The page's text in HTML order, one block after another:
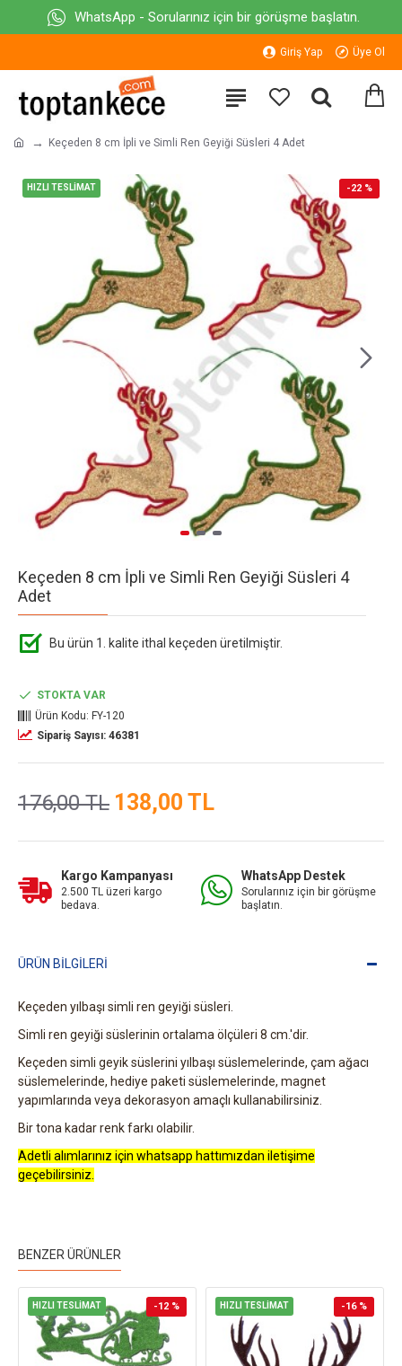
WhatsApp - Sorularınız için bir görüşme başlatın.
Giriş Yap Üye Ol
Keçeden 8 cm İpli ve Simli Ren Geyiği Süsleri 4 Adet
HIZLI TESLİMAT -22 %
Keçeden 8 cm İpli ve Simli Ren Geyiği Süsleri 4
Adet
Bu ürün 1. kalite ithal keçeden üretilmiştir.
138,00 TL
176,00 TL
STOKTA VAR
Ürün Kodu: FY-120
Sipariş Sayısı: 46381
Kargo Kampanyası
2.500 TL üzeri kargo
bedava.
WhatsApp Destek
Sorularınız için bir görüşme
başlatın.
ÜRÜN BILGILERI
Keçeden yılbaşı simli ren geyiği süsleri.
Simli ren geyiği süslerinin ortalama ölçüleri 8 cm.'dir.
Keçeden simli geyik süslerini yılbaşı süslemelerinde, çam ağacı
süslemelerinde, hediye paketi süslemelerinde, magnet
yapımlarında veya dekorasyon amaçlı kullanabilirsiniz.
Bir tona kadar renk farkı olabilir.
Adetli alımlarınız için whatsapp hattımızdan iletişime
geçebilirsiniz.
BENZER ÜRÜNLER
HIZLI TESLİMAT -12 % HIZLI TESLİMAT -16 %